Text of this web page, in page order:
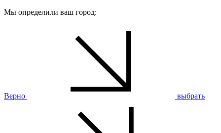
Мы определили ваш город:
Верно выбрать